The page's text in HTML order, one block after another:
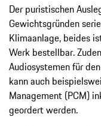
Der puristischen
Gewichtsgründen
Klimaanlage, beides
Werk bestellbar.
Audiosystemen für
kann auch
Management (PCM)
geordert werden.